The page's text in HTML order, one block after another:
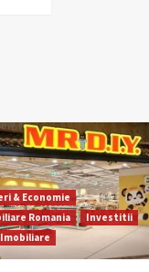
& Economie
Romania
Investitii